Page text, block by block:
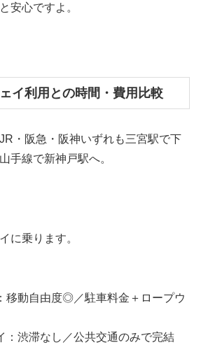
安心ですよ。
イ利用との時間・費用比較
・阪急・阪神いずれも三宮駅で下
手線で新神戸駅へ。
に乗ります。
移動自由度◎／駐車料金＋ロープウ
：渋滞なし／公共交通のみで完結